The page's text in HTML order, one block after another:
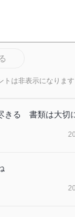
は非表示になります
きる 書類は大切